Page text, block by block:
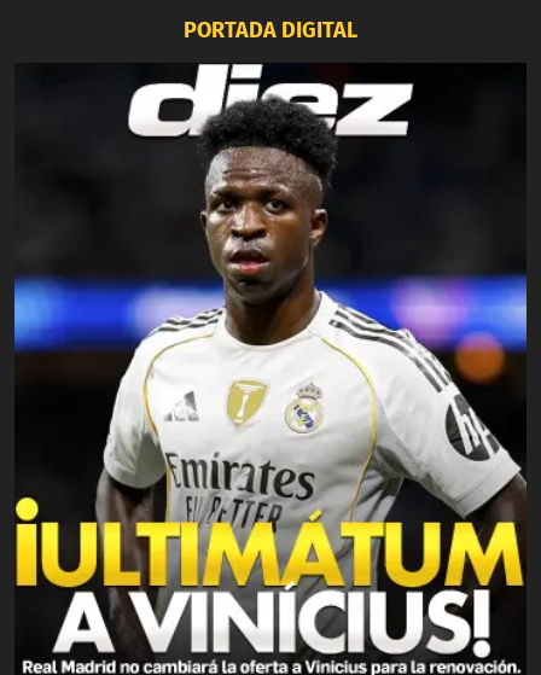
PORTADA DIGITAL